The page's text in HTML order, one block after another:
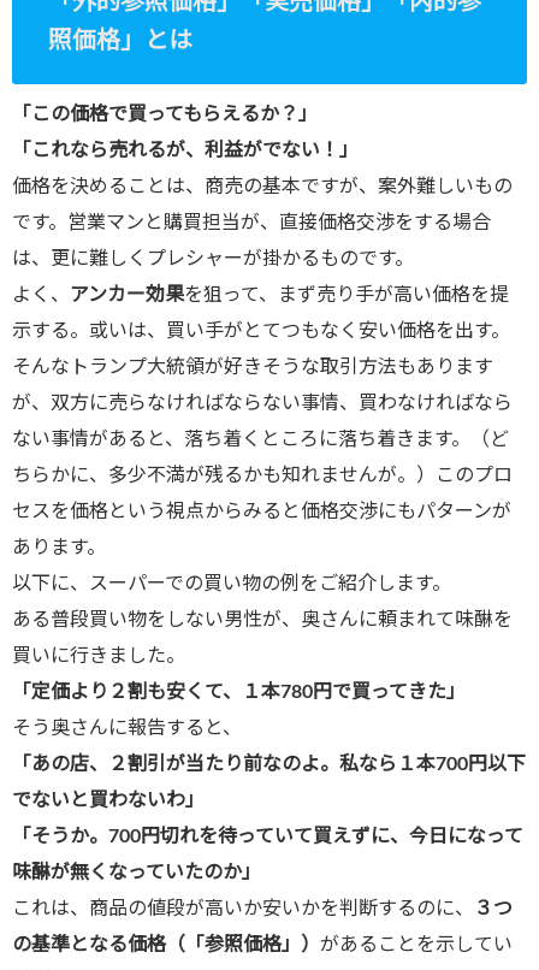
/public_htm
l/wp-
content/plu
gins/sns-
count-
照価格」とは
「この価格で買ってもらえるか？」
「これなら売れるが、利益がでない！」
価格を決めることは、商売の基本ですが、案外難しいもの
です。営業マンと購買担当が、直接価格交渉をする場合
は、更に難しくプレシャーが掛かるものです。
よく、 アンカー効果を狙って、まず売り手が高い価格を提
示する。或いは、買い手がとてつもなく安い価格を出す。
そんなトランプ大統領が好きそうな取引方法もあります
が、双方に売らなければならない事情、買わなければなら
ない事情があると、落ち着くところに落ち着きます。（ど
ちらかに、多少不満が残るかも知れませんが。）このプロ
セスを価格という視点からみると価格交渉にもパターンが
あります。
以下に、スーパーでの買い物の例をご紹介します。
ある普段買い物をしない男性が、奥さんに頼まれて味醂を
買いに行きました。
「定価より２割も安くて、１本780円で買ってきた」
そう奥さんに報告すると、
「あの店、２割引が当たり前なのよ。私なら１本700円以下
でないと買わないわ」
「そうか。700円切れを待っていて買えずに、今日になって
味醂が無くなっていたのか」
これは、商品の値段が高いか安いかを判断するのに、
３つ
の基準となる価格（「参照価格」） があることを示してい